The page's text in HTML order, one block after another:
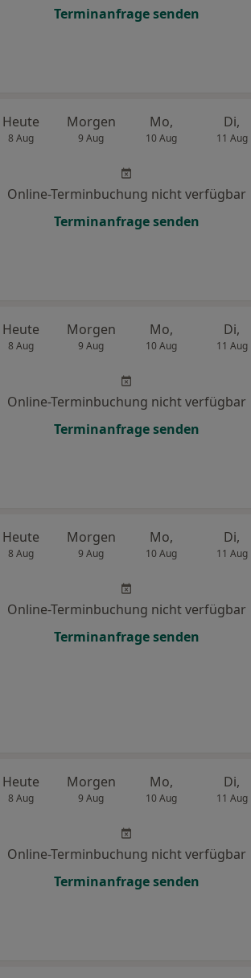
Terminanfrage senden
Heute
8 Aug
Morgen
9 Aug
Mo,
10 Aug
Di,
11 Aug
Online-Terminbuchung nicht verfügbar
Terminanfrage senden
Heute
8 Aug
Morgen
9 Aug
Mo,
10 Aug
Di,
11 Aug
Online-Terminbuchung nicht verfügbar
Terminanfrage senden
Heute
8 Aug
Morgen
9 Aug
Mo,
10 Aug
Di,
11 Aug
Online-Terminbuchung nicht verfügbar
Terminanfrage senden
Heute
8 Aug
Morgen
9 Aug
Mo,
10 Aug
Di,
11 Aug
Online-Terminbuchung nicht verfügbar
Terminanfrage senden